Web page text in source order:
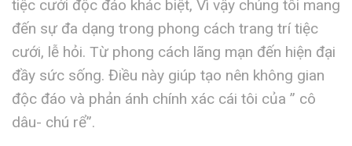
tiệc cưới độc đáo khác biệt, Vì vậy chúng tôi mang
đến sự đa dạng trong phong cách trang trí tiệc
cưới, lễ hỏi. Từ phong cách lãng mạn đến hiện đại
đầy sức sống. Điều này giúp tạo nên không gian
độc đáo và phản ánh chính xác cái tôi của ” cô
dâu- chú rể”.